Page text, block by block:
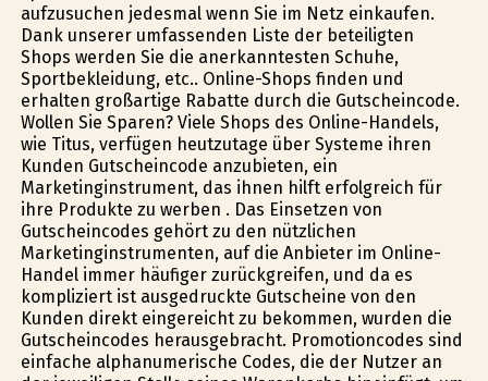
aufzusuchen jedesmal wenn Sie im Netz einkaufen.
Dank unserer umfassenden Liste der beteiligten
Shops werden Sie die anerkanntesten Schuhe,
Sportbekleidung, etc.. Online-Shops finden und
erhalten großartige Rabatte durch die Gutscheincode.
Wollen Sie Sparen? Viele Shops des Online-Handels,
wie Titus, verfügen heutzutage über Systeme ihren
Kunden Gutscheincode anzubieten, ein
Marketinginstrument, das ihnen hilft erfolgreich für
ihre Produkte zu werben . Das Einsetzen von
Gutscheincodes gehört zu den nützlichen
Marketinginstrumenten, auf die Anbieter im Online-
Handel immer häufiger zurückgreifen, und da es
kompliziert ist ausgedruckte Gutscheine von den
Kunden direkt eingereicht zu bekommen, wurden die
Gutscheincodes herausgebracht. Promotioncodes sind
einfache alphanumerische Codes, die der Nutzer an